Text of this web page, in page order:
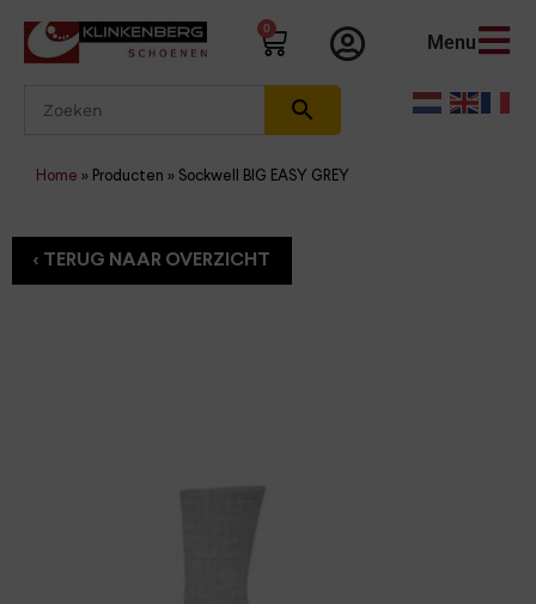
0
Menu
Home » Producten » Sockwell BIG EASY GREY